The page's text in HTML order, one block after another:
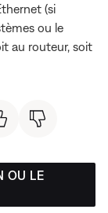
(si
ou le
au routeur, soit
OU LE